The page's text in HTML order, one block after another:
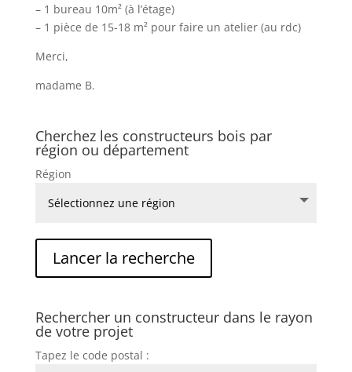
– 1 bureau 10m² (à l’étage)
– 1 pièce de 15-18 m² pour faire un atelier (au rdc)
Merci,
madame B.
Cherchez les constructeurs bois par
région ou département
Région
Rechercher un constructeur dans le rayon
de votre projet
Tapez le code postal :